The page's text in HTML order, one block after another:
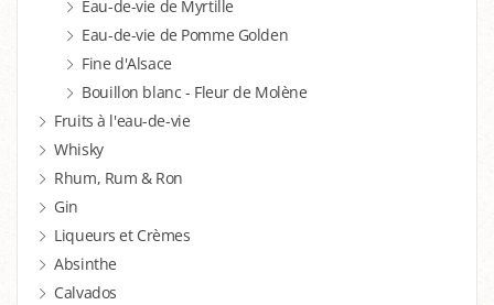
Eau-de-vie de Myrtille
Eau-de-vie de Pomme Golden
Fine d'Alsace
Bouillon blanc - Fleur de Molène
Fruits à l'eau-de-vie
Whisky
Rhum, Rum & Ron
Gin
Liqueurs et Crèmes
Absinthe
Calvados